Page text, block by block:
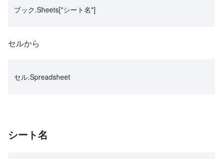
ブック.Sheets["シート名"]
セルから
セル.Spreadsheet
シート名